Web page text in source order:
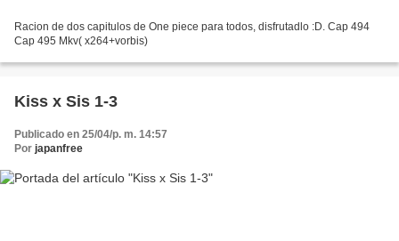
Racion de dos capitulos de One piece para todos, disfrutadlo :D. Cap 494
Cap 495 Mkv( x264+vorbis)
Kiss x Sis 1-3
Publicado en 25/04/p. m. 14:57
Por japanfree